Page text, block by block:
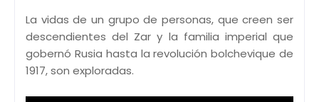
La vidas de un grupo de personas, que creen ser
descendientes del Zar y la familia imperial que
gobernó Rusia hasta la revolución bolchevique de
1917, son exploradas.